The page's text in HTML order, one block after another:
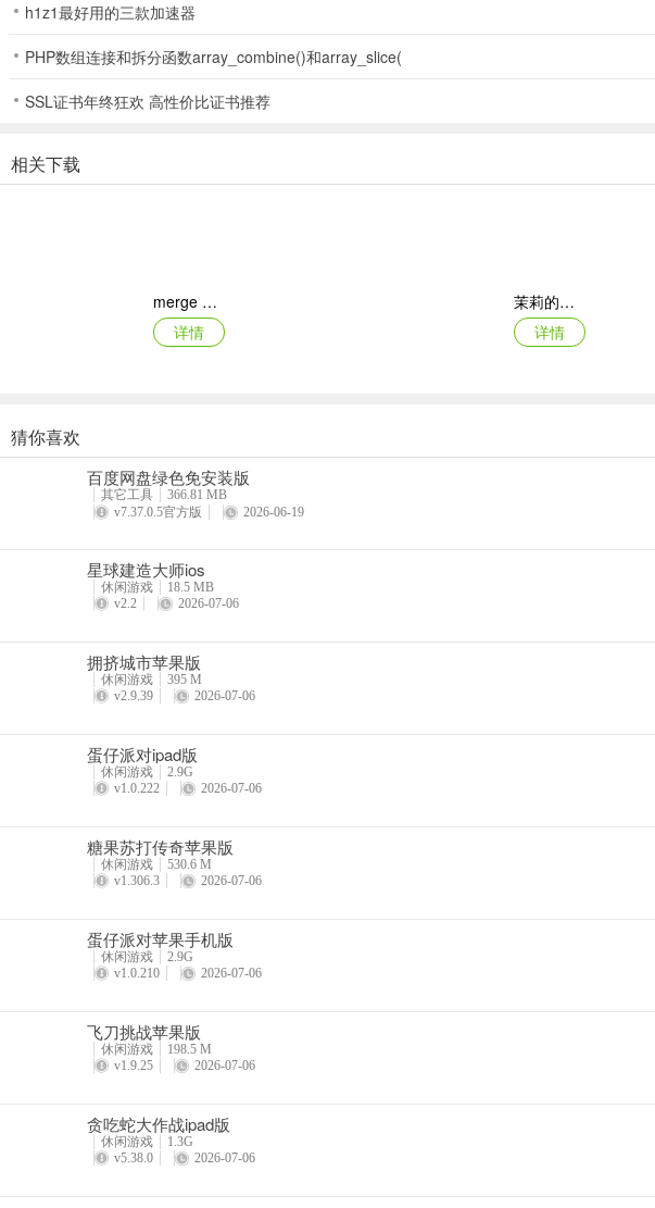
【场景清新，特效华丽】
滑动手指让三个及以上的同色小动物横竖相连即可消除，完成每关的指定消除目标即可过关！
【知识产权声明】
开心消消乐的著作权由乐元素享有，未经许可不得擅自使用。
开心消消乐新版本上线~更多精彩内容，更多福利好礼，开心五月，烦恼全消！
2、【精彩回放】不仅可以回放自己的炫酷表现，还可以录制和保存哦~
3、【记录此刻】记录过关时刻，分享喜悦心情~
4、【商店改版】更丰厚的礼包，更优惠的价格，走过路过不要错过~
5、【新15关】新关来袭，爆爽上线！有你没有体验过的新玩法哦~
h1z1最好用的三款加速器
PHP数组连接和拆分函数array_combine()和array_slice(
SSL证书年终狂欢 高性价比证书推荐
相关下载
merge dragons ios版
详情
茉莉的花园ipad版
详情
月兔漫游苹果版
详情
人力资源机器ios版
猜你喜欢
百度网盘绿色免安装版
其它工具
366.81 MB
v7.37.0.5官方版
2026-06-19
星球建造大师ios
休闲游戏
18.5 MB
v2.2
2026-07-06
拥挤城市苹果版
休闲游戏
395 M
v2.9.39
2026-07-06
蛋仔派对ipad版
休闲游戏
2.9G
v1.0.222
2026-07-06
糖果苏打传奇苹果版
休闲游戏
530.6 M
v1.306.3
2026-07-06
蛋仔派对苹果手机版
休闲游戏
2.9G
v1.0.210
2026-07-06
飞刀挑战苹果版
休闲游戏
198.5 M
v1.9.25
2026-07-06
贪吃蛇大作战ipad版
休闲游戏
1.3G
v5.38.0
2026-07-06